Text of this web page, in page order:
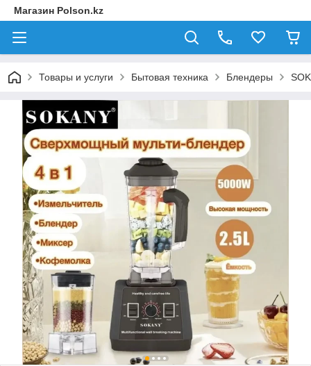
Магазин Polson.kz
Товары и услуги Бытовая техника Блендеры